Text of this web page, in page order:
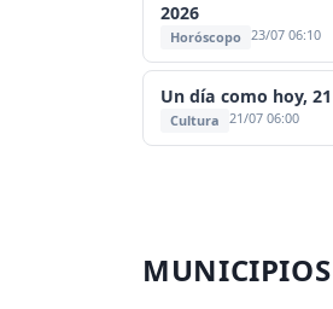
2026
Horóscopo 23/07 06:10
Un día como hoy,
Cultura 21/07 06:00